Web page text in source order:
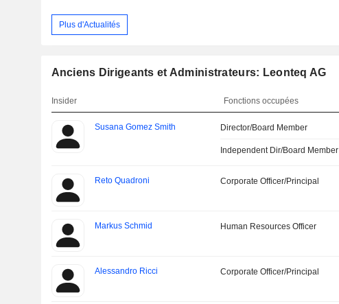
Plus d'Actualités
Anciens Dirigeants et Administrateurs: Leonteq AG
Insider Fonctions occupées
Susana Gomez Smith Director/Board Member
Independent Dir/Board Member
Reto Quadroni Corporate Officer/Principal
Markus Schmid Human Resources Officer
Alessandro Ricci Corporate Officer/Principal